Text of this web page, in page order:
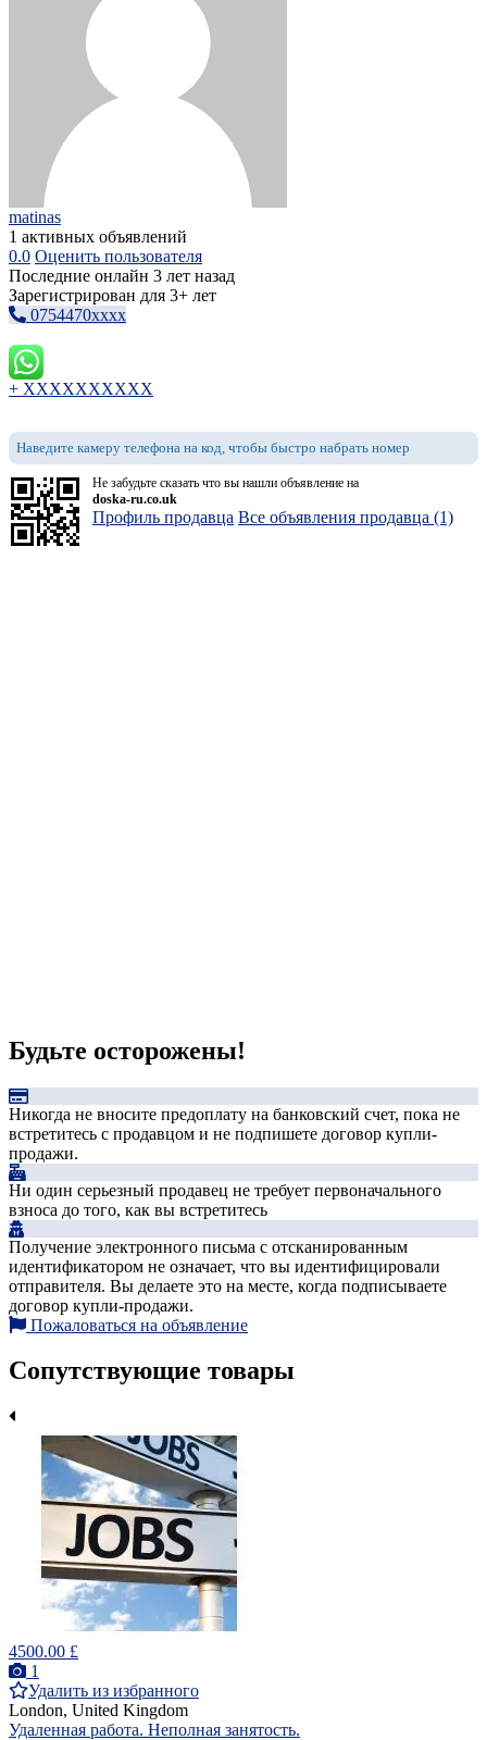
matinas
1 активных объявлений
0.0 Оценить пользователя
Последние онлайн 3 лет назад
Зарегистрирован для 3+ лет
0754470xxxx
+ XXXXXXXXXX
Наведите камеру телефона на код, чтобы быстро набрать номер
Не забудьте сказать что вы нашли объявление на
doska-ru.co.uk
Профиль продавца Все объявления продавца (1)
Будьте осторожены!
Никогда не вносите предоплату на банковский счет, пока не
встретитесь с продавцом и не подпишете договор купли-
продажи.
Ни один серьезный продавец не требует первоначального
взноса до того, как вы встретитесь
Получение электронного письма с отсканированным
идентификатором не означает, что вы идентифицировали
отправителя. Вы делаете это на месте, когда подписываете
договор купли-продажи.
Пожаловаться на объявление
Сопутствующие товары
4500.00 £
1
Удалить из избранного
London, United Kingdom
Удаленная работа. Неполная занятость.